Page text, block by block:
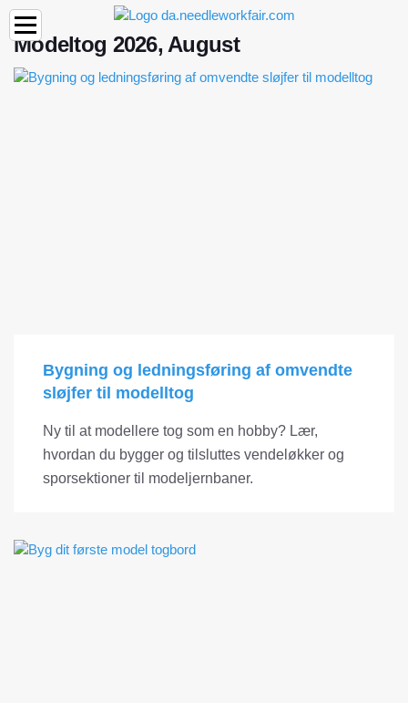
Modeltog 2026, August
Bygning og ledningsføring af omvendte
sløjfer til modelltog
Ny til at modellere tog som en hobby? Lær,
hvordan du bygger og tilsluttes vendeløkker og
sporsektioner til modeljernbaner.